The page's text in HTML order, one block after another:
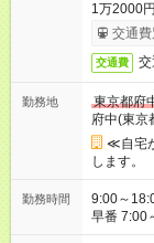
1万2000
交通費
交通費
勤務地
東京都府
府中(東京
≪自宅
します。
勤務時間
9:00～18:00（休憩60分
早番 7:00～
い」 「余